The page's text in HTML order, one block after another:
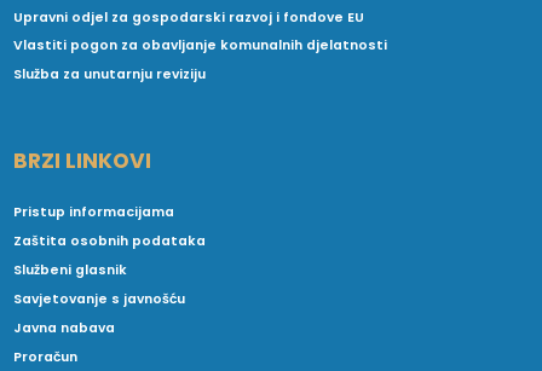
Upravni odjel za gospodarski razvoj i fondove EU
Vlastiti pogon za obavljanje komunalnih djelatnosti
Služba za unutarnju reviziju
BRZI LINKOVI
Pristup informacijama
Zaštita osobnih podataka
Službeni glasnik
Savjetovanje s javnošću
Javna nabava
Proračun